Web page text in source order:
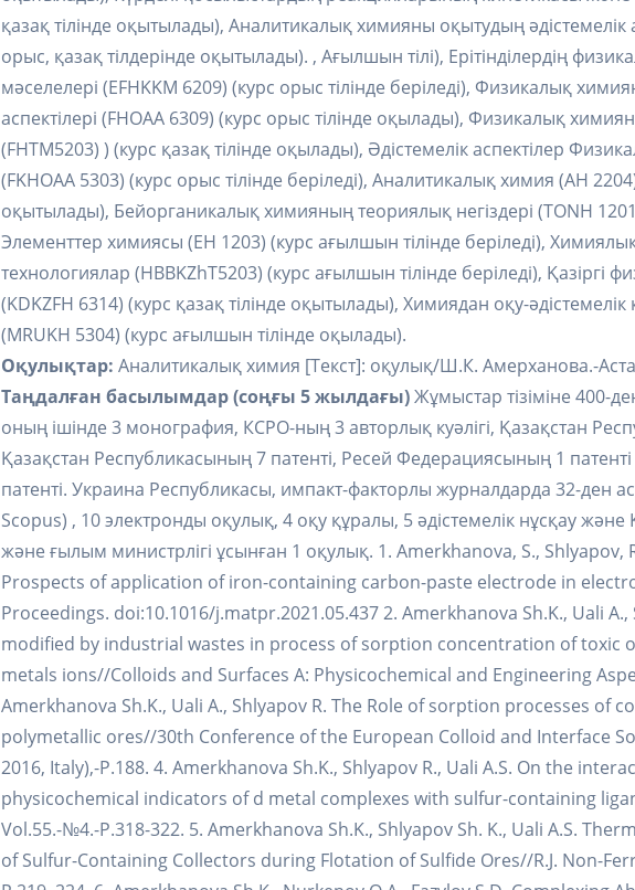
қазақ тілінде оқытылады), Аналитикалық химияны оқытудың әдістемелік
орыс, қазақ тілдерінде оқытылады). , Ағылшын тілі), Ерітінділердің
мәселелері (EFHKKM 6209) (курс орыс тілінде беріледі), Физикалық
аспектілері (FHOAA 6309) (курс орыс тілінде оқылады), Физикалық
(FHTM5203) ) (курс қазақ тілінде оқылады), Әдістемелік аспектілер
(FKHOAA 5303) (курс орыс тілінде беріледі), Аналитикалық химия (AH
оқытылады), Бейорганикалық химияның теориялық негіздері (TONH
Элементтер химиясы (EH 1203) (курс ағылшын тілінде беріледі),
технологиялар (HBBKZhT5203) (курс ағылшын тілінде беріледі), Қазіргі
(KDKZFH 6314) (курс қазақ тілінде оқытылады), Химиядан оқу-әдістемелік
(MRUKH 5304) (курс ағылшын тілінде оқылады).
Оқулықтар: Аналитикалық химия [Текст]: оқулық/Ш.К. Амерханова.-
Таңдалған басылымдар (соңғы 5 жылдағы)Жұмыстар тізіміне 400-
оның ішінде 3 монография, КСРО-ның 3 авторлық куәлігі, Қазақстан
Қазақстан Республикасының 7 патенті, Ресей Федерациясының 1
патенті. Украина Республикасы, импакт-факторлы журналдарда 32-ден
Scopus) , 10 электронды оқулық, 4 оқу құралы, 5 әдістемелік нұсқау
және ғылым министрлігі ұсынған 1 оқулық. 1. Amerkhanova, S., Shlyapov,
Prospects of application of iron-containing carbon-paste electrode in
Proceedings. doi:10.1016/j.matpr.2021.05.437 2. Amerkhanova Sh.K., Uali
modified by industrial wastes in process of sorption concentration of toxic
metals ions//Colloids and Surfaces A: Physicochemical and Engineering
Amerkhanova Sh.K., Uali А., Shlyapov R. The Role of sorption processes of
polymetallic ores//30th Conference of the European Colloid and Interface
2016, Italy),-P.188. 4. Amerkhanova Sh.K., Shlyapov R., Uali A.S. On the
physicochemical indicators of d metal complexes with sulfur-containing
Vol.55.-№4.-Р.318-322. 5. Amerkhanova Sh.K., Shlyapov Sh. K., Uali A.S.
of Sulfur-Containing Collectors during Flotation of Sulfide Ores//R.J. Non-